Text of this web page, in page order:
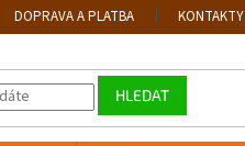
DOPRAVA A PLATBA KONTAKTY
HLEDAT